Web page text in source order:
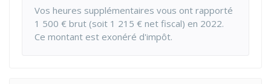
Vos heures supplémentaires vous ont rapporté
1 500 € brut (soit 1 215 € net fiscal) en 2022.
Ce montant est exonéré d'impôt.